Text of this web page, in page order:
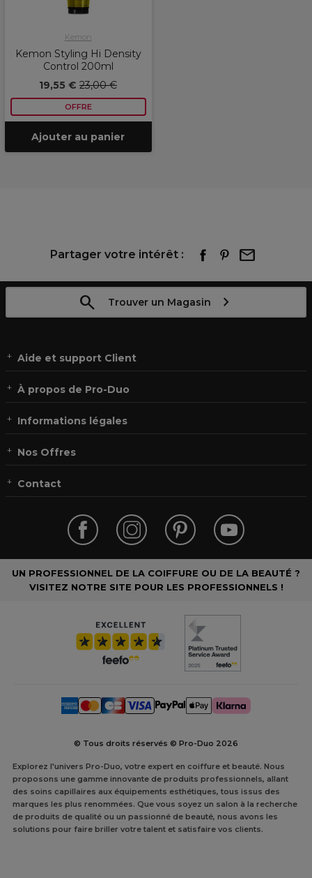
Kemon
Kemon Styling Hi Density
Control 200ml
19,55 € 23,00 €
OFFRE
Ajouter au panier
Partager votre intérêt :
Trouver un Magasin
Aide et support Client
À propos de Pro-Duo
Informations légales
Nos Offres
Contact
UN PROFESSIONNEL DE LA COIFFURE OU DE LA BEAUTÉ ?
VISITEZ NOTRE SITE POUR LES PROFESSIONNELS !
© Tous droits réservés © Pro-Duo 2026
Explorez l'univers Pro-Duo, votre expert en coiffure et beauté. Nous
proposons une gamme innovante de produits professionnels, allant
des soins capillaires aux équipements esthétiques, tous issus des
marques les plus renommées. Que vous soyez un salon à la recherche
de produits de qualité ou un passionné de beauté, nous avons les
solutions pour faire briller votre talent et satisfaire vos clients.